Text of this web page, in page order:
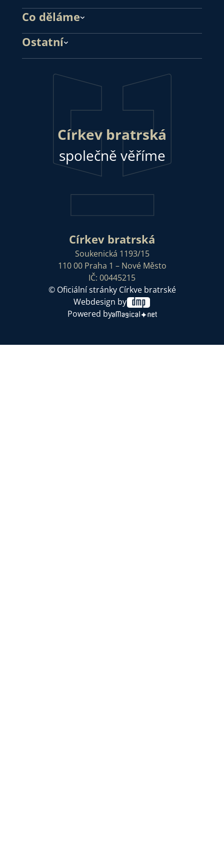
Co děláme
Ostatní
Církev bratrská
společně věříme
Církev bratrská
Soukenická 1193/15
110 00 Praha 1 – Nové Město
IČ: 00445215
© Oficiální stránky Církve bratrské
Webdesign by
Powered by